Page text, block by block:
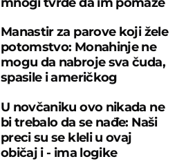
Manastir za parove koji žele
potomstvo: Monahinje ne
mogu da nabroje sva čuda,
spasile i američkog
U novčaniku ovo nikada ne
bi trebalo da se nađe: Naši
preci su se kleli u ovaj
običaj i - ima logike